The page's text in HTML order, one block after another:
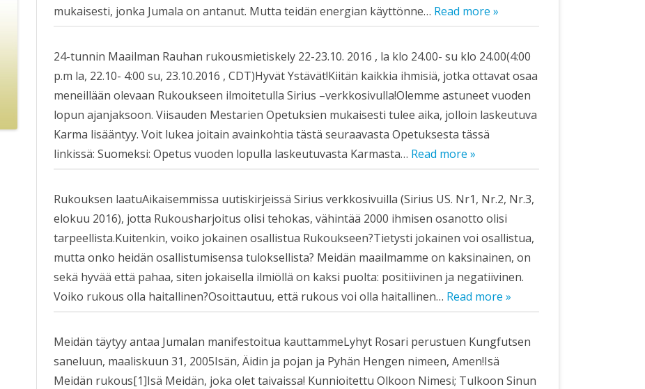
mukaisesti, jonka Jumala on antanut. Mutta teidän energian käyttönne… Read more »
24-tunnin Maailman Rauhan rukousmietiskely 22-23.10. 2016 , la klo 24.00- su klo 24.00(4:00
p.m la, 22.10- 4:00 su, 23.10.2016 , CDT)Hyvät Ystävät!Kiitän kaikkia ihmisiä, jotka ottavat osaa
meneillään olevaan Rukoukseen ilmoitetulla Sirius –verkkosivulla!Olemme astuneet vuoden
lopun ajanjaksoon. Viisauden Mestarien Opetuksien mukaisesti tulee aika, jolloin laskeutuva
Karma lisääntyy. Voit lukea joitain avainkohtia tästä seuraavasta Opetuksesta tässä
linkissä: Suomeksi: Opetus vuoden lopulla laskeutuvasta Karmasta… Read more »
Rukouksen laatuAikaisemmissa uutiskirjeissä Sirius verkkosivuilla (Sirius US. Nr1, Nr.2, Nr.3,
elokuu 2016), jotta Rukousharjoitus olisi tehokas, vähintää 2000 ihmisen osanotto olisi
tarpeellista.Kuitenkin, voiko jokainen osallistua Rukoukseen?Tietysti jokainen voi osallistua,
mutta onko heidän osallistumisensa tuloksellista? Meidän maailmamme on kaksinainen, on
sekä hyvää että pahaa, siten jokaisella ilmiöllä on kaksi puolta: positiivinen ja negatiivinen.
Voiko rukous olla haitallinen?Osoittautuu, että rukous voi olla haitallinen… Read more »
Meidän täytyy antaa Jumalan manifestoitua kauttammeLyhyt Rosari perustuen Kungfutsen
saneluun, maaliskuun 31, 2005Isän, Äidin ja pojan ja Pyhän Hengen nimeen, Amen!Isä
Meidän rukous[1]Isä Meidän, joka olet taivaissa! Kunnioitettu Olkoon Nimesi; Tulkoon Sinun